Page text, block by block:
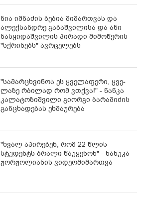
ნია იმნაძის ბებია მიმართვას და
ალექსანდრე გაბაშვილისა და ანი
ნასყიდაშვილის პირადი მიმოწერის
"სქრინებს" ავრცელებს
"სა­მარ­ცხვი­ნოა ეს ყვე­ლა­ფე­რი, ყვე­
ლა­ზე რბი­ლად რომ ვთქვა!" - ნანკა
კალატოზიშვილი გიორგი ბარამიძის
განცხადებას ეხმაურება
"ხვალ აპირებენ, რომ 22 წლის
სტუდენტს ბრალი წაუყენონ" - ნანუკა
ჟორჟოლიანის ვიდეომიმართვა